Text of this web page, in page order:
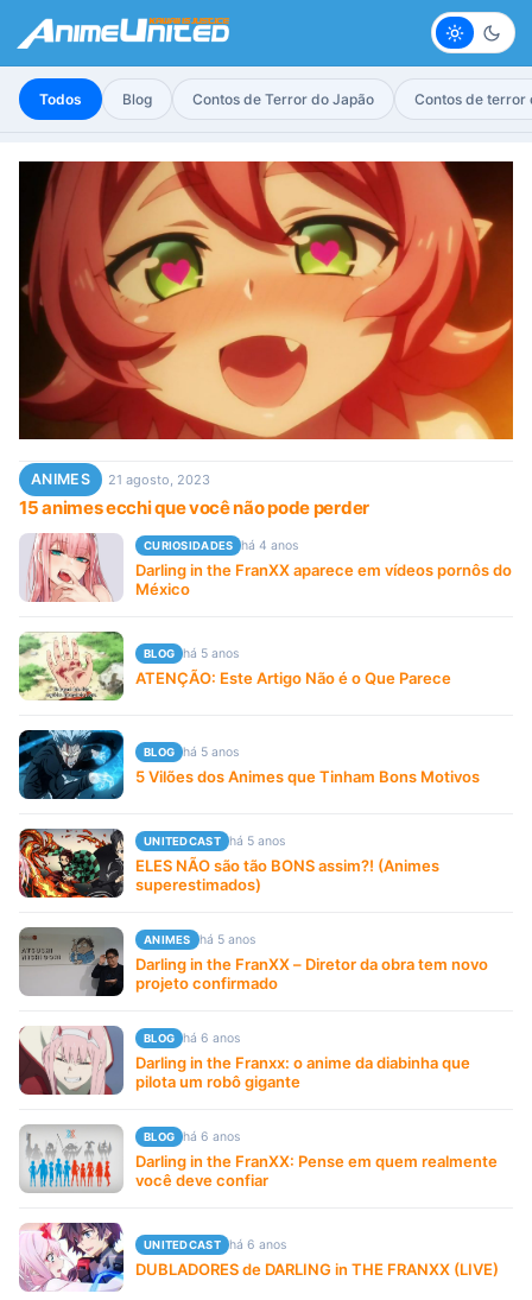
Claro
Todos Blog Contos de Terror do Japão Contos de terror
ANIMES 21 agosto, 2023
15 animes ecchi que você não pode perder
CURIOSIDADES há 4 anos
Darling in the FranXX aparece em vídeos pornôs do
México
BLOG há 5 anos
ATENÇÃO: Este Artigo Não é o Que Parece
BLOG há 5 anos
5 Vilões dos Animes que Tinham Bons Motivos
UNITEDCAST há 5 anos
ELES NÃO são tão BONS assim?! (Animes
superestimados)
ANIMES há 5 anos
Darling in the FranXX – Diretor da obra tem novo
projeto confirmado
BLOG há 6 anos
Darling in the Franxx: o anime da diabinha que
pilota um robô gigante
BLOG há 6 anos
Darling in the FranXX: Pense em quem realmente
você deve confiar
UNITEDCAST há 6 anos
DUBLADORES de DARLING in THE FRANXX (LIVE)